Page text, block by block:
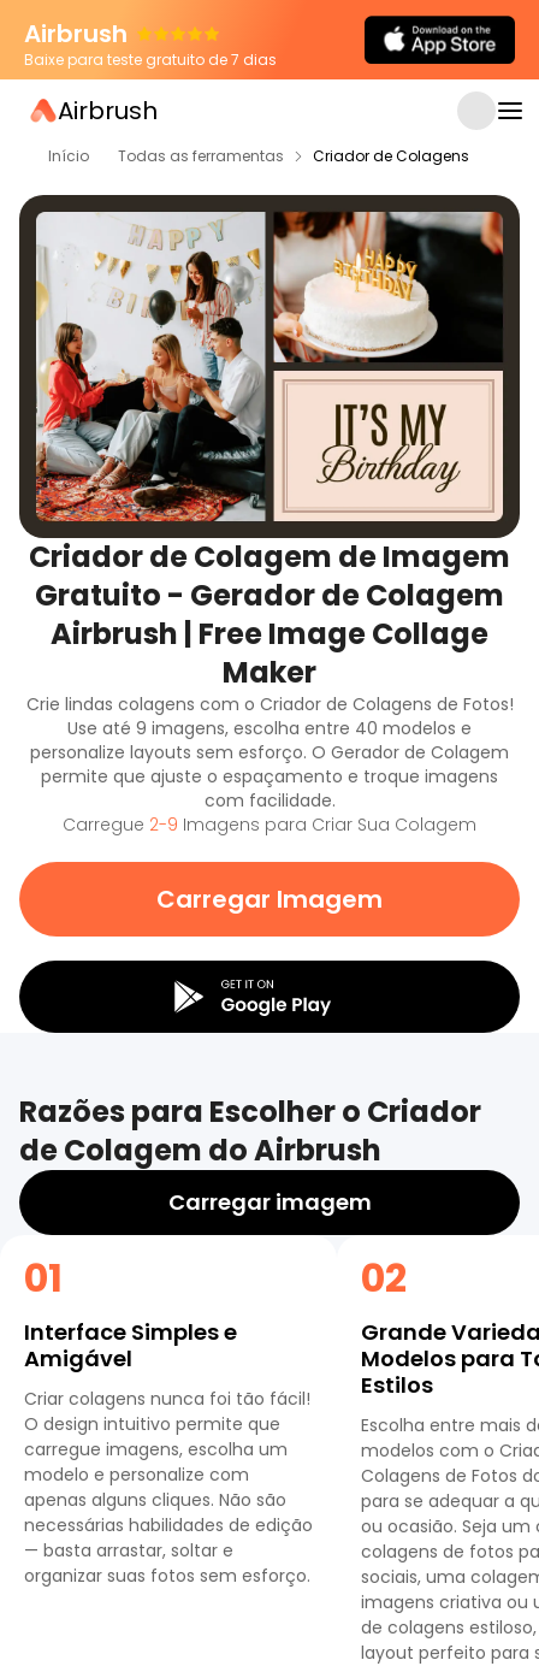
Airbrush
Baixe para teste gratuito de 7 dias
Airbrush
Início Todas as ferramentas Criador de Colagens
Criador de Colagem de Imagem
Gratuito - Gerador de Colagem
Airbrush | Free Image Collage
Maker
Crie lindas colagens com o Criador de Colagens de Fotos!
Use até 9 imagens, escolha entre 40 modelos e
personalize layouts sem esforço. O Gerador de Colagem
permite que ajuste o espaçamento e troque imagens
com facilidade.
Carregue 2-9 Imagens para Criar Sua Colagem
Carregar Imagem
Razões para Escolher o Criador
de Colagem do Airbrush
Carregar imagem
01
Interface Simples e
Amigável
Criar colagens nunca foi tão fácil!
O design intuitivo permite que
carregue imagens, escolha um
modelo e personalize com
apenas alguns cliques. Não são
necessárias habilidades de edição
— basta arrastar, soltar e
organizar suas fotos sem esforço.
02
Grande
Modelos para
Estilos
Escolha entre mais
modelos com o
Colagens de Fotos
para se adequar a
ou ocasião. Seja um
colagens de fotos
sociais, uma
imagens criativa ou
de colagens
layout perfeito para